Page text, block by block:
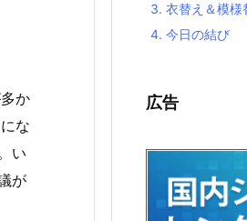
か
な
い
が
3. 衣替え＆模様
4. 今日の結び
広告